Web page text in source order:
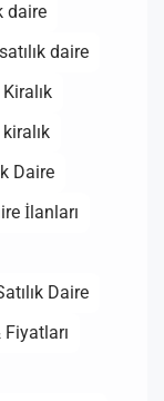
daire
daire
Daire
İlanları
Daire